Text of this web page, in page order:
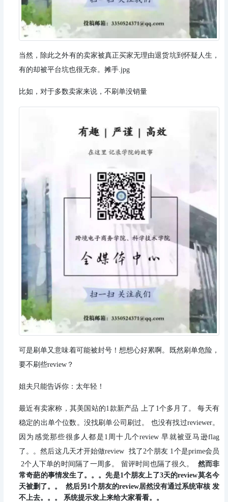
当然，除此之外有的卖家被真正买家无理由退货坑到怀疑人生，
有的却被平台坑也很无奈。摊手.jpg
比如，对于多数卖家来说，不刷单没销量
可是刷单又意味着可能被封号！想想心好累啊。既然刷单危险，
要不刷些review？
姐夫只能告诉你：太年轻！
最近有卖家称，其美国站的1款新产品 上了1个多月了。 每天有
稳定的出单个位数。没找刷单公司刷过。 也没有找过reviewer。
因为感觉那些很多人都是1周十几个review 早就被亚马逊flag
了。。然后这几天才开始做review 找了 2个朋友 1 个是prime会员
2个人下单的时间隔了一周多。 留评时间也隔了很久。
然而非
常奇葩的事情发生了。。。先是1 个朋友上了3天的review莫名今
天被删了。。
然后另1 个朋友的review居然没有通过系统审核 发
不上去。。。
系统提示发上来给大家看看。。